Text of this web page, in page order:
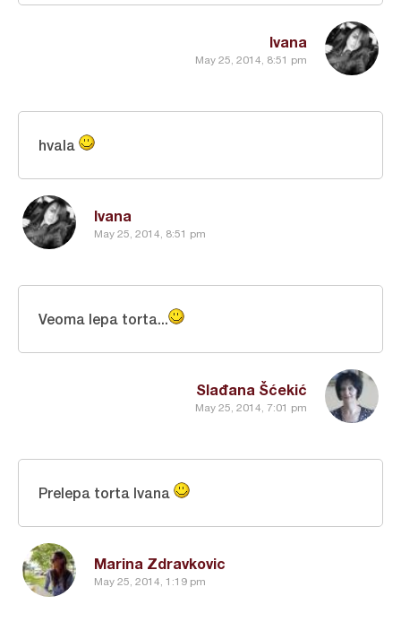
Ivana
May 25, 2014, 8:51 pm
Ivana
May 25, 2014, 8:51 pm
hvala
Slađana Šćekić
May 25, 2014, 7:01 pm
Veoma lepa torta...
Marina Zdravkovic
May 25, 2014, 1:19 pm
Prelepa torta Ivana